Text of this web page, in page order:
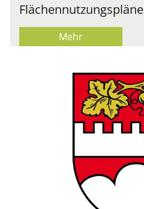
Flä­chen­nut­zungs­plä­ne
Mehr